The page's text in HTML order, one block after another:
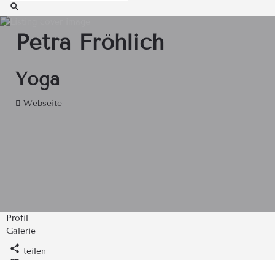
Petra Fröhlich
Yoga
Webseite
Profil
Galerie
teilen